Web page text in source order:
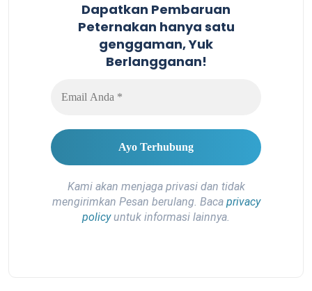
Dapatkan Pembaruan
Peternakan hanya satu
genggaman, Yuk
Berlangganan!
Kami akan menjaga privasi dan tidak
mengirimkan Pesan berulang. Baca privacy
policyuntuk informasi lainnya.